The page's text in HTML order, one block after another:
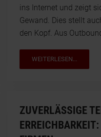
ins Internet und zeigt
Gewand. Dies stellt
den Kopf. Aus
WEITERLESEN...
ZUVERLÄSSIGE